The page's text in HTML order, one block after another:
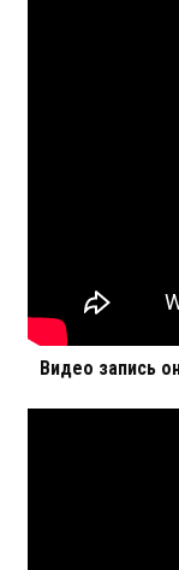
Видео запись